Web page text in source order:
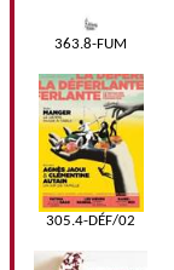
363.8-FUM
305.4-DÉF/02